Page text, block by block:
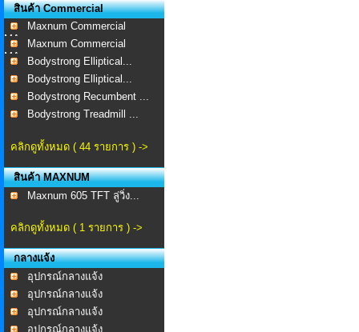
สินค้า Commercial
Maxnum Commercial
MA-...Maxnum Commercial
MA-...Bodystrong Elliptical...
Bodystrong Elliptical...
Bodystrong Recumbent ...
Bodystrong Treadmill ...
คลิกดูทั้งหมด ( 44 รายการ ) ->
สินค้า MAXNUM
Maxnum 605 TFT ลู่วิ่ง...
คลิกดูทั้งหมด ( 1 รายการ ) ->
กลางแจ้ง
อุปกรณ์กลางแจ้ง
อุปกรณ์กลางแจ้ง
อุปกรณ์กลางแจ้ง
อุปกรณ์กลางแจ้ง